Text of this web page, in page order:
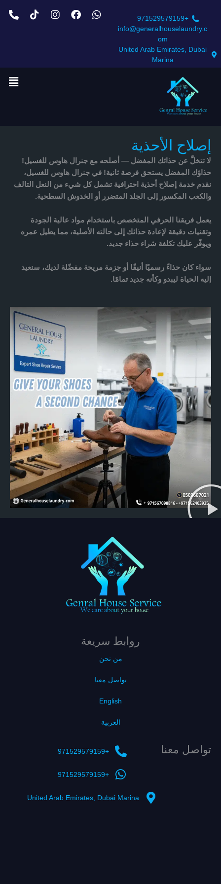
+971529579159
info@generalhouselaundry.c
om
United Arab Emirates, Dubai
Marina
Whatsapp
Facebook
Instagram
Tiktok
alt
إصلاح الأحذية
لا تتخلَّ عن حذائك المفضل — أصلحه مع جنرال هاوس للغسيل!
حذاؤك المفضل يستحق فرصة ثانية! في جنرال هاوس للغسيل،
نقدم خدمة إصلاح أحذية احترافية تشمل كل شيء من النعل التالف
والكعب المكسور
إلى الجلد المتضرر أو الخدوش السطحية.
يعمل فريقنا الحرفي المتخصص باستخدام مواد عالية الجودة
وتقنيات دقيقة لإعادة حذائك إلى حالته الأصلية، مما يطيل عمره
ويوفّر عليك تكلفة شراء حذاء جديد.
سواء كان حذاءً رسميًا أنيقًا أو جزمة مريحة مفضّلة لديك، سنعيد
إليه الحياة ليبدو وكأنه جديد تمامًا.
روابط سريعة
من نحن
تواصل معنا
English
العربية
تواصل معنا +971529579159
+971529579159
United Arab Emirates, Dubai Marina